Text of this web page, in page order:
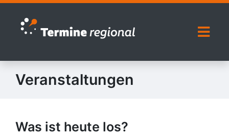
Zur Navigation springen
Zum Inhalt springen
Veranstaltungen
Was ist heute los?